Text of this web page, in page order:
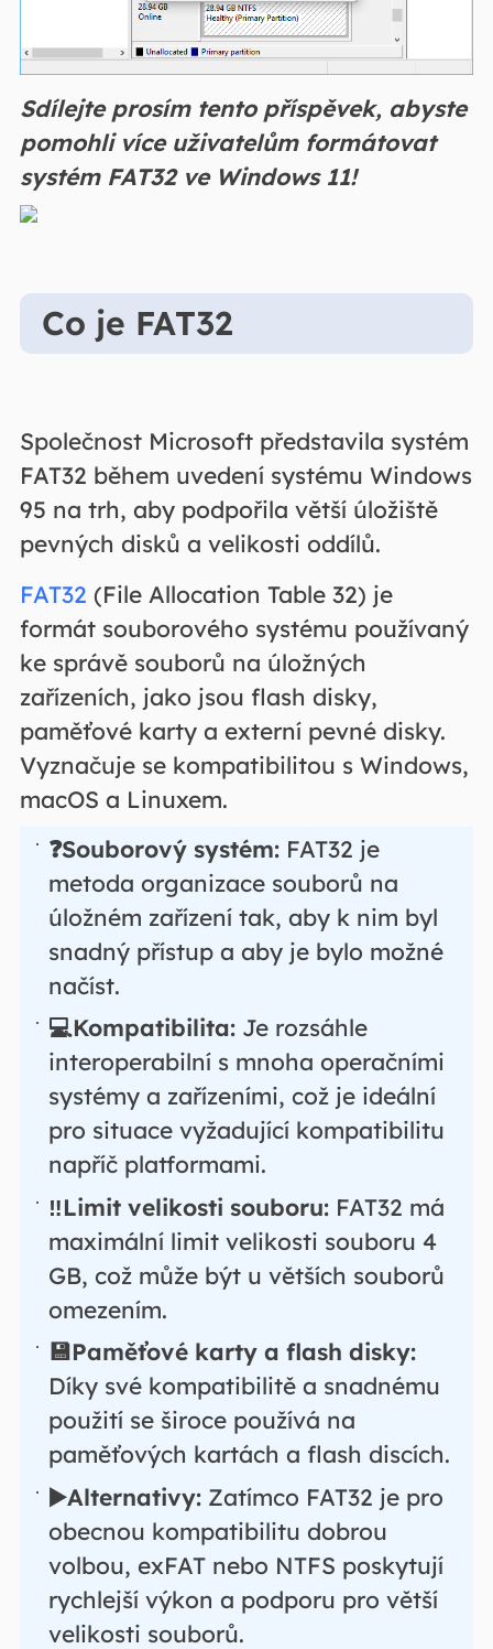
Sdílejte prosím tento příspěvek, abyste
pomohli více uživatelům formátovat
systém FAT32 ve Windows 11!
Co je FAT32
Společnost Microsoft představila systém
FAT32 během uvedení systému Windows
95 na trh, aby podpořila větší úložiště
pevných disků a velikosti oddílů.
FAT32 (File Allocation Table 32) je
formát souborového systému používaný
ke správě souborů na úložných
zařízeních, jako jsou flash disky,
paměťové karty a externí pevné disky.
Vyznačuje se kompatibilitou s Windows,
macOS a Linuxem.
❓Souborový systém: FAT32 je
metoda organizace souborů na
úložném zařízení tak, aby k nim byl
snadný přístup a aby je bylo možné
načíst.
💻Kompatibilita: Je rozsáhle
interoperabilní s mnoha operačními
systémy a zařízeními, což je ideální
pro situace vyžadující kompatibilitu
napříč platformami.
‼️Limit velikosti souboru: FAT32 má
maximální limit velikosti souboru 4
GB, což může být u větších souborů
omezením.
💾Paměťové karty a flash disky:
Díky své kompatibilitě a snadnému
použití se široce používá na
paměťových kartách a flash discích.
▶️Alternativy: Zatímco FAT32 je pro
obecnou kompatibilitu dobrou
volbou, exFAT nebo NTFS poskytují
rychlejší výkon a podporu pro větší
velikosti souborů.